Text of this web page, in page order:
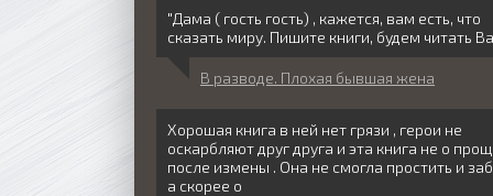
"Дама ( гость гость) , кажется, вам есть, что
сказать миру. Пишите книги, будем читать
В разводе. Плохая бывшая жена
Хорошая книга в ней нет грязи , герои не
оскарбляют друг друга и эта книга не о
после измены . Она не смогла простить и
а скорее о